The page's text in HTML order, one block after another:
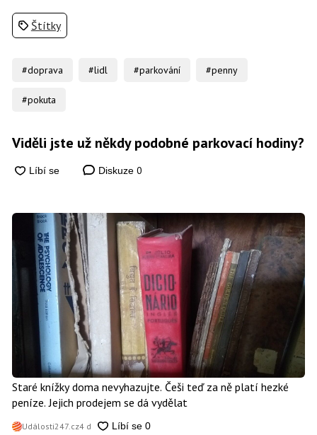
Štítky
#doprava #lidl #parkování #penny
#pokuta
Viděli jste už někdy podobné parkovací hodiny?
Diskuze 0
Staré knížky doma nevyhazujte. Češi teď za ně platí hezké
peníze. Jejich prodejem se dá vydělat
Události247.cz4 d